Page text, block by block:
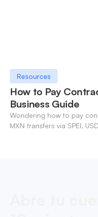
Resources
How to Pay
Business Guide
Wondering how to pay
MXN transfers via SPEI,